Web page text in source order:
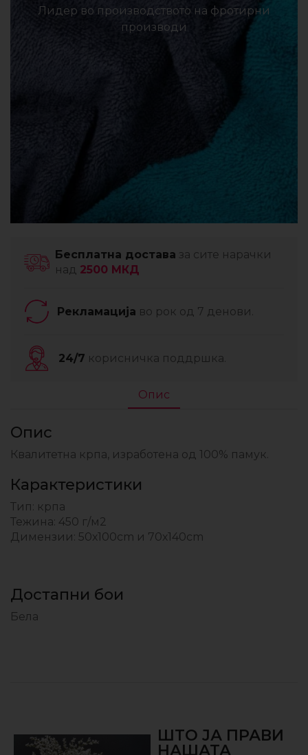
Лидер во производството на фротирни
производи
Бесплатна достава за сите нарачки
над 2500 МКД
Рекламација во рок од 7 денови.
24/7 корисничка поддршка.
Опис
Опис
Квалитетна крпа, изработена од 100% памук.
Карактеристики
Тип: крпа
Тежина: 450 г/м2
Димензии: 50х100cm и 70х140cm
Достапни бои
Бела
ШТО ЈА ПРАВИ
НАШАТА